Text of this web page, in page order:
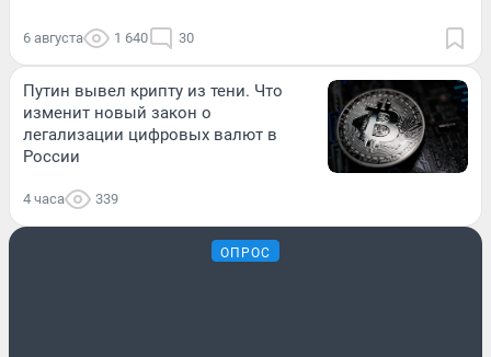
6 августа 1 640 30
Путин вывел крипту из тени. Что
изменит новый закон о
легализации цифровых валют в
России
4 часа 339
ОПРОС